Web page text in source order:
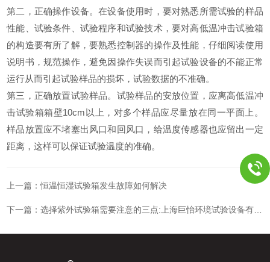
第二，正确操作设备。在设备使用时，要对熟悉所需试验的样品
性能、试验条件、试验程序和试验技术，要对高低温冲击试验箱
的构造要有所了解，要熟悉控制器的操作及性能，仔细阅读使用
说明书，规范操作，避免因操作失误而引起试验设备的不能正常
运行从而引起试验样品的损坏，试验数据的不准确。
第三，正确放置试验样品。试验样品的安放位置，应离高低温冲
击试验箱箱壁10cm以上，对多个样品应尽量放在同一平面上。
样品放置应不堵塞出风口和回风口，给温度传感器也应留出一定
距离，这样可以保证试验温度的准确。
上一篇：恒温恒湿试验箱发生故障如何解决
下一篇：选择紫外试验箱需要注意的三点:上海巨怡环境试验设备有限公司